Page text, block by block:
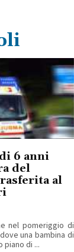
6 anni
del
al
nel pomeriggio di
una bambina di
piano di ...